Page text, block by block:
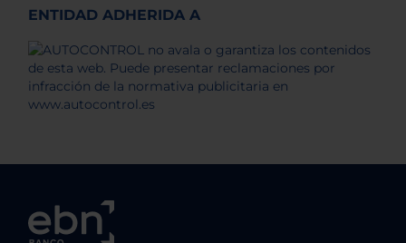
ENTIDAD ADHERIDA A